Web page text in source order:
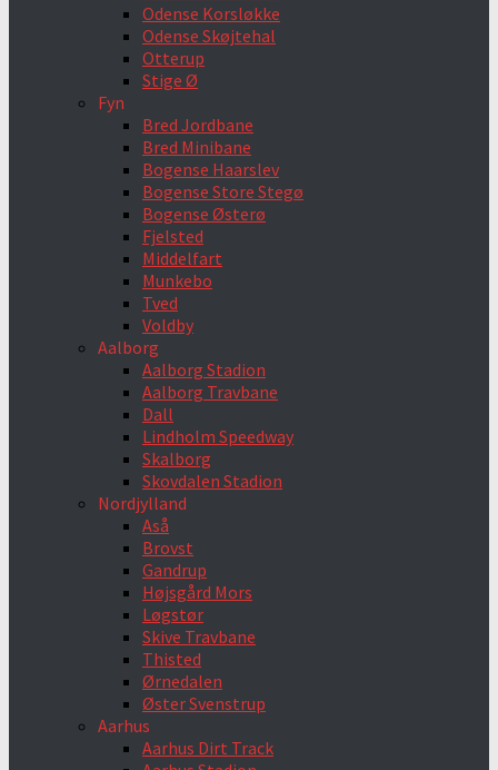
Odense Korsløkke
Odense Skøjtehal
Otterup
Stige Ø
Fyn
Bred Jordbane
Bred Minibane
Bogense Haarslev
Bogense Store Stegø
Bogense Østerø
Fjelsted
Middelfart
Munkebo
Tved
Voldby
Aalborg
Aalborg Stadion
Aalborg Travbane
Dall
Lindholm Speedway
Skalborg
Skovdalen Stadion
Nordjylland
Aså
Brovst
Gandrup
Højsgård Mors
Løgstør
Skive Travbane
Thisted
Ørnedalen
Øster Svenstrup
Aarhus
Aarhus Dirt Track